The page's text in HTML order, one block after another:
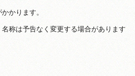
かります。
称は予告なく変更する場合があります